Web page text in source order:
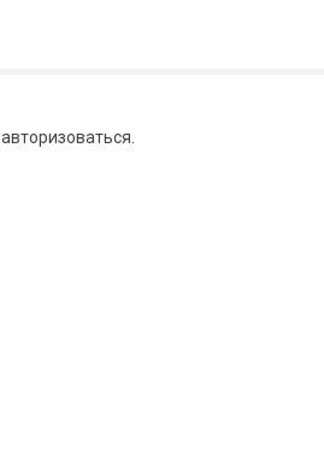
авторизоваться